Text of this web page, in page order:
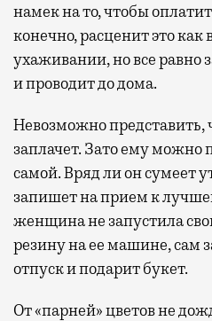
намек на то, чтобы
конечно, расценит это
ухаживании, но все равно
и проводит до дома.
Невозможно представить,
заплачет. Зато ему можно
самой. Вряд ли он сумеет
запишет на прием к
женщина не запустила
резину на ее машине, сам
отпуск и подарит букет.
От «парней» цветов не